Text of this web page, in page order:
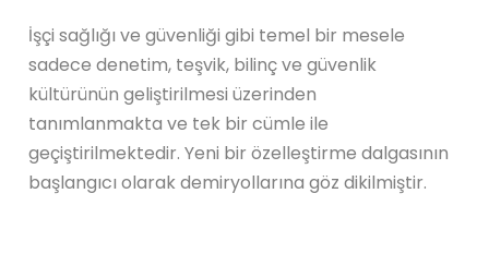
İşçi sağlığı ve güvenliği gibi temel bir mesele
sadece denetim, teşvik, bilinç ve güvenlik
kültürünün geliştirilmesi üzerinden
tanımlanmakta ve tek bir cümle ile
geçiştirilmektedir. Yeni bir özelleştirme dalgasının
başlangıcı olarak demiryollarına göz dikilmiştir.